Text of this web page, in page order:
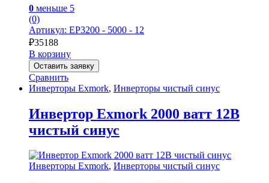
0 меньше 5
(0)
Артикул: EP3200 - 5000 - 12
₽35188
В корзину
Оставить заявку
Сравнить
Инверторы Exmork, Инверторы чистый синус
Инвертор Exmork 2000 ватт 12В
чистый синус
Инверторы Exmork, Инверторы чистый синус